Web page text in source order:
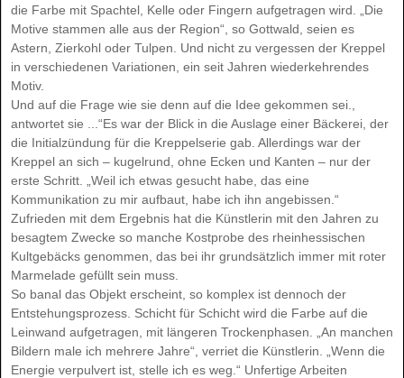
die Farbe mit Spachtel, Kelle oder Fingern aufgetragen wird. „Die
Motive stammen alle aus der Region“, so Gottwald, seien es
Astern, Zierkohl oder Tulpen. Und nicht zu vergessen der Kreppel
in verschiedenen Variationen, ein seit Jahren wiederkehrendes
Motiv.
Und auf die Frage wie sie denn auf die Idee gekommen sei.,
antwortet sie ...“Es war der Blick in die Auslage einer Bäckerei, der
die Initialzündung für die Kreppelserie gab. Allerdings war der
Kreppel an sich – kugelrund, ohne Ecken und Kanten – nur der
erste Schritt. „Weil ich etwas gesucht habe, das eine
Kommunikation zu mir aufbaut, habe ich ihn angebissen.“
Zufrieden mit dem Ergebnis hat die Künstlerin mit den Jahren zu
besagtem Zwecke so manche Kostprobe des rheinhessischen
Kultgebäcks genommen, das bei ihr grundsätzlich immer mit roter
Marmelade gefüllt sein muss.
So banal das Objekt erscheint, so komplex ist dennoch der
Entstehungsprozess. Schicht für Schicht wird die Farbe auf die
Leinwand aufgetragen, mit längeren Trockenphasen. „An manchen
Bildern male ich mehrere Jahre“, verriet die Künstlerin. „Wenn die
Energie verpulvert ist, stelle ich es weg.“ Unfertige Arbeiten